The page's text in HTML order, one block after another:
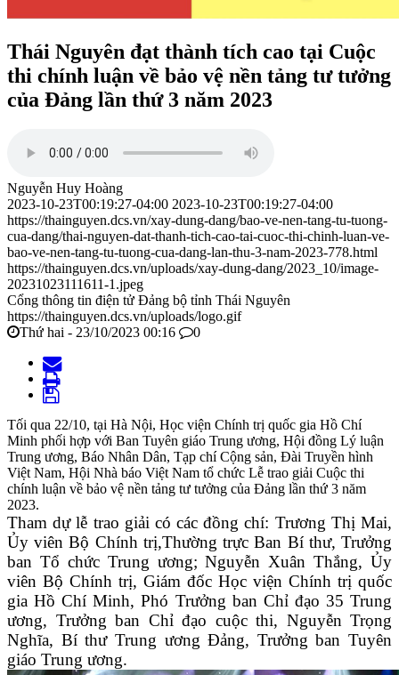
Thái Nguyên đạt thành tích cao tại Cuộc
thi chính luận về bảo vệ nền tảng tư tưởng
của Đảng lần thứ 3 năm 2023
Nguyễn Huy Hoàng
2023-10-23T00:19:27-04:00 2023-10-23T00:19:27-04:00
https://thainguyen.dcs.vn/xay-dung-dang/bao-ve-nen-tang-tu-tuong-
cua-dang/thai-nguyen-dat-thanh-tich-cao-tai-cuoc-thi-chinh-luan-ve-
bao-ve-nen-tang-tu-tuong-cua-dang-lan-thu-3-nam-2023-778.html
https://thainguyen.dcs.vn/uploads/xay-dung-dang/2023_10/image-
20231023111611-1.jpeg
Cổng thông tin điện tử Đảng bộ tỉnh Thái Nguyên
https://thainguyen.dcs.vn/uploads/logo.gif
Thứ hai - 23/10/2023 00:16
0
Tối qua 22/10, tại Hà Nội, Học viện Chính trị quốc gia Hồ Chí
Minh phối hợp với Ban Tuyên giáo Trung ương, Hội đồng Lý luận
Trung ương, Báo Nhân Dân, Tạp chí Cộng sản, Đài Truyền hình
Việt Nam, Hội Nhà báo Việt Nam tổ chức Lễ trao giải Cuộc thi
chính luận về bảo vệ nền tảng tư tưởng của Đảng lần thứ 3 năm
2023.
Tham dự lễ trao giải có các đồng chí: Trương Thị Mai,
Ủy viên Bộ Chính trị,Thường trực Ban Bí thư, Trưởng
ban Tổ chức Trung ương; Nguyễn Xuân Thắng, Ủy
viên Bộ Chính trị, Giám đốc Học viện Chính trị quốc
gia Hồ Chí Minh, Phó Trưởng ban Chỉ đạo 35 Trung
ương, Trưởng ban Chỉ đạo cuộc thi, Nguyễn Trọng
Nghĩa, Bí thư Trung ương Đảng, Trưởng ban Tuyên
giáo Trung ương.